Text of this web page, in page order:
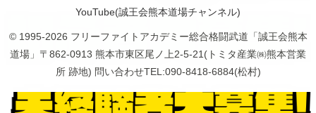
YouTube(誠王会熊本道場チャンネル)
© 1995-2026 フリーファイトアカデミー総合格闘武道「誠王会熊本
道場」〒862-0913 熊本市東区尾ノ上2-5-21(トミタ産業㈱熊本営業
所 跡地) 問い合わせTEL:090-8418-6884(松村)